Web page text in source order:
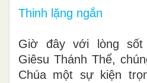
Thinh lặng ngắn
Giờ đây với lòng
Giêsu Thánh Thể,
Chúa một sự kiện